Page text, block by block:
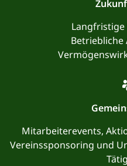
Mitarbeiterevents,
Vereinssponsoring und